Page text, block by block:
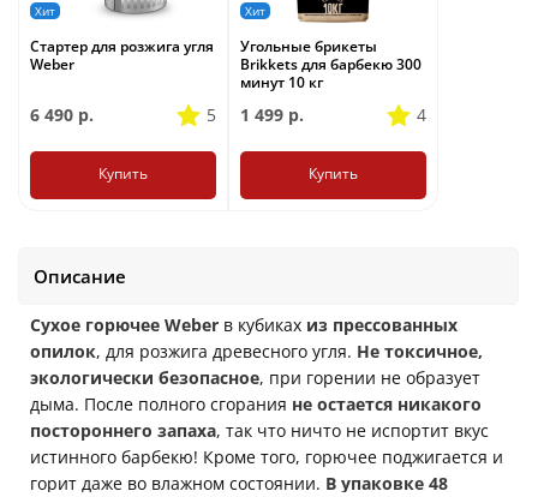
Хит
Стартер для розжига угля
Weber
6 490 р. 5
Купить
Хит
Угольные брикеты
Brikkets для барбекю 300
минут 10 кг
1 499 р. 4
Купить
Описание
Сухое горючее Weber в кубиках из прессованных
опилок, для розжига древесного угля. Не токсичное,
экологически безопасное, при горении не образует
дыма. После полного сгорания не остается никакого
постороннего запаха, так что ничто не испортит вкус
истинного барбекю! Кроме того, горючее поджигается и
горит даже во влажном состоянии. В упаковке 48